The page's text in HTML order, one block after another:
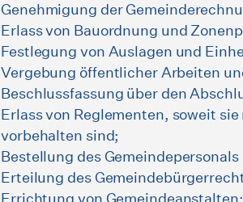
Genehmigung der
Erlass von Bauordnung und
Festlegung von Auslagen und
Vergebung öffentlicher Arbeiten
Beschlussfassung über den
Erlass von Reglementen, soweit
vorbehalten sind;
Bestellung des
Erteilung des
Errichtung von Gemeindeanstalten;